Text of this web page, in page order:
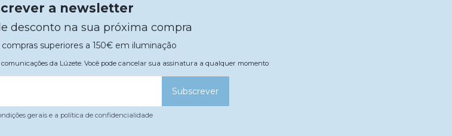
a newsletter
desconto na sua próxima compra
superiores a 150€ em iluminação
da Lúzete. Você pode cancelar sua assinatura a qualquer momento
Subscrever
gerais e a política de confidencialidade